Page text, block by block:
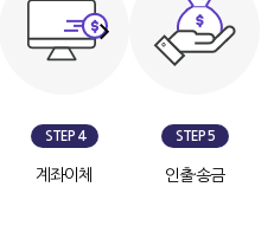
STEP 4
계좌이체
STEP 5
인출·송금